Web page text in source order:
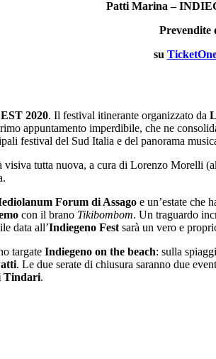
Patti Marina –
Prevendite
su
2020. Il festival itinerante organizzato da
appuntamento imperdibile, che ne
festival del Sud Italia e del panorama
visiva tutta nuova, a cura di Lorenzo Morelli
Forum di Assago e un’estate che
con il brano Tikibombom. Un traguardo
data all’Indiegeno Fest sarà un vero e
targate Indiegeno on the beach: sulla
. Le due serate di chiusura saranno due
Tindari.